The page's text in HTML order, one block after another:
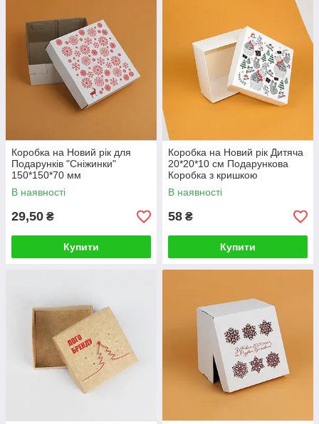
Коробка на Новий рік для
Подарунків "Сніжинки"
150*150*70 мм
В наявності
29,50 ₴
Купити
Коробка на Новий рік Дитяча
20*20*10 см Подарункова
Коробка з кришкою
"Ведмедик"
В наявності
58 ₴
Купити